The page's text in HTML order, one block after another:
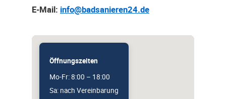
E-Mail: info@badsanieren24.de
Öffnungszeiten
Mo-Fr: 8:00 – 18:00
Sa: nach Vereinbarung